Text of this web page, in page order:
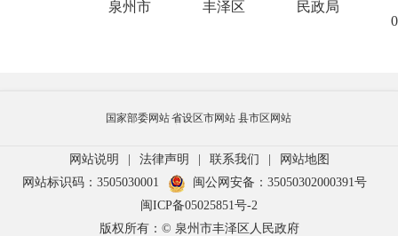
泉州市 丰泽区 民政局
国家部委网站省设区市网站 县市区网站
网站说明 | 法律声明 | 联系我们 |
网站地图
网站标识码：3505030001
闽公网安备：35050302000391号
闽ICP备05025851号-2
版权所有：© 泉州市丰泽区人民政府